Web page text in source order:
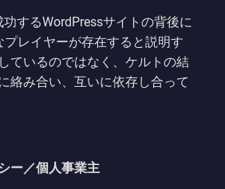
するWordPressサイトの背後に
レイヤーが存在すると説明す
ているのではなく、ケルトの結
絡み合い、互いに依存し合って
ー／個人事業主